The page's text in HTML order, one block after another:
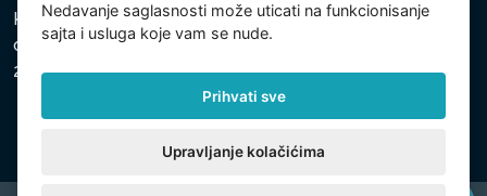
Kompanija je registrovana u Opštinskom sudu u Pragu,
odeljak C, uložak 74759, Identifikacioni broj kompanije:
26150808, Poreski identifikacioni broj: CZ26150808.
Nedavanje saglasnosti može uticati na funkcionisanje
sajta i usluga koje vam se nude.
Prihvati sve
Upravljanje kolačićima